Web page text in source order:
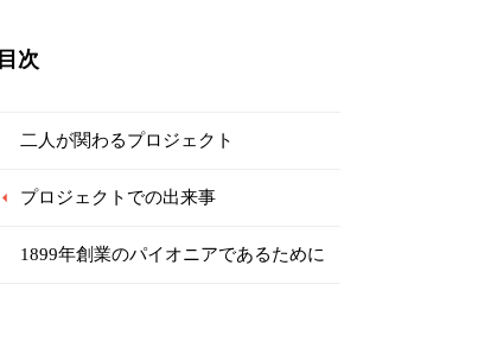
目次
二人が関わるプロジェクト
プロジェクトでの出来事
1899年創業のパイオニアであるために